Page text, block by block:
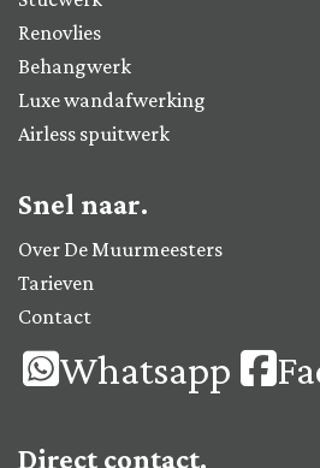
Renovlies
Behangwerk
Luxe wandafwerking
Airless spuitwerk
Snel naar.
Over De Muurmeesters
Tarieven
Contact
Whatsapp
Direct contact.